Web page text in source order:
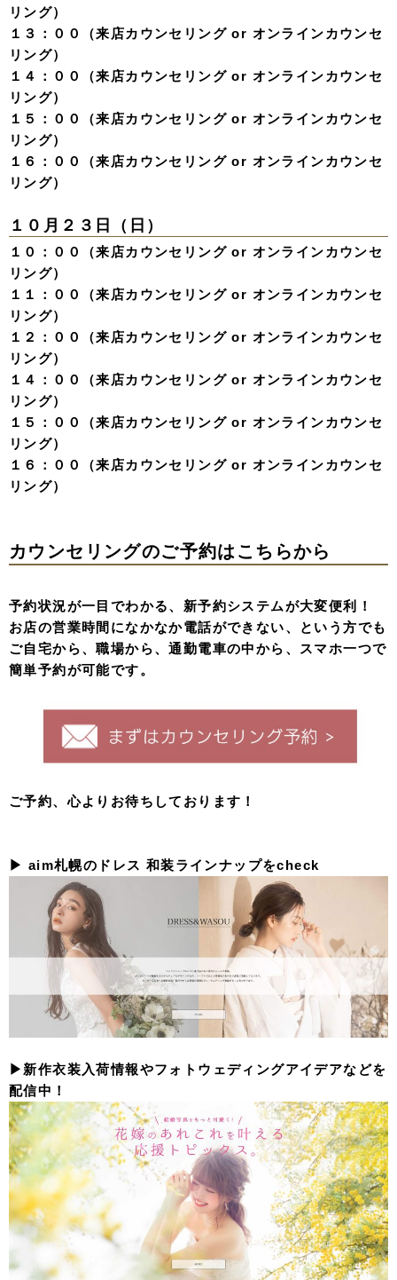
リング）
１３：００（来店カウンセリング or オンラインカウンセ
リング）
１４：００（来店カウンセリング or オンラインカウンセ
リング）
１５：００（来店カウンセリング or オンラインカウンセ
リング）
１６：００（来店カウンセリング or オンラインカウンセ
リング）
１０月２３日（日）
１０：００（来店カウンセリング or オンラインカウンセ
リング）
１１：００（来店カウンセリング or オンラインカウンセ
リング）
１２：００（来店カウンセリング or オンラインカウンセ
リング）
１４：００（来店カウンセリング or オンラインカウンセ
リング）
１５：００（来店カウンセリング or オンラインカウンセ
リング）
１６：００（来店カウンセリング or オンラインカウンセ
リング）
カウンセリングのご予約はこちらから
予約状況が一目でわかる、新予約システムが大変便利！
お店の営業時間になかなか電話ができない、という方でも
ご自宅から、職場から、通勤電車の中から、スマホ一つで
簡単予約が可能です。
ご予約、心よりお待ちしております！
▶︎ aim札幌のドレス 和装ラインナップをcheck
▶︎新作衣装入荷情報やフォトウェディングアイデアなどを
配信中！